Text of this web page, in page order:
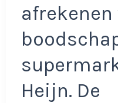
afrekenen
Heijn. De